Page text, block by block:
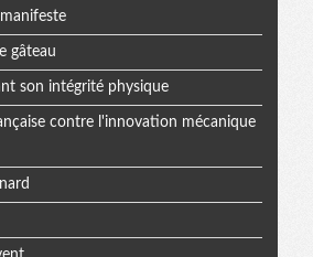
gâteau
son intégrité physique
contre l'innovation mécanique